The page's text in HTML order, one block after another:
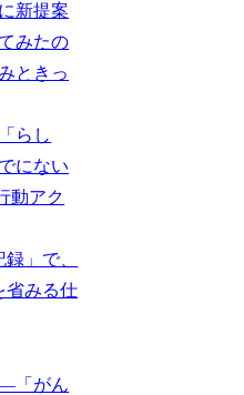
新提案
みたの
ときっ
らし
にない
動アク
」で、
省みる仕
「がん